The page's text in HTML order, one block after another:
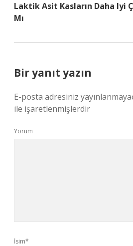
Laktik Asit Kasların Daha Iyi
Mı
Bir yanıt yazın
E-posta adresiniz
ile işaretlenmişlerdir
Yorum
İsim*